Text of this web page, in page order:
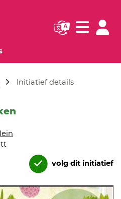
(huidige pagina)
Navigatie
Initiatief details
volg dit initiatief